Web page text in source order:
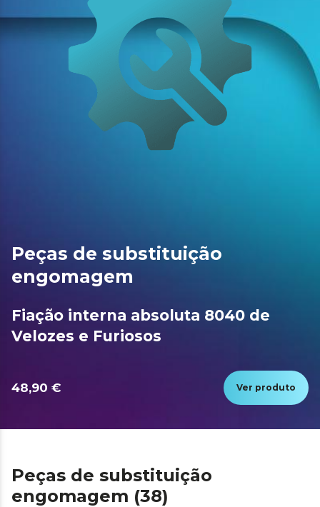
Peças de substituição
engomagem
Fiação interna absoluta 8040 de
Velozes e Furiosos
48,90 € Ver produto
Peças de substituição
engomagem (38)